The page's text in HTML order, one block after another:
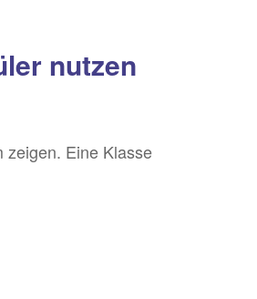
nutzen
zeigen. Eine Klasse